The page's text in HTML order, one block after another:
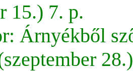
15.) 7. p.
Árnyékből